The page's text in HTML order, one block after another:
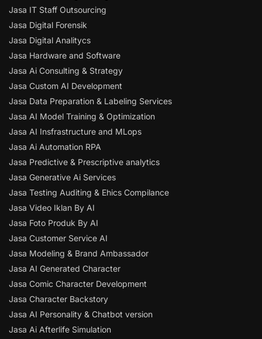
Jasa IT Staff Outsourcing
Jasa Digital Forensik
Jasa Digital Analitycs
Jasa Hardware and Software
Jasa Ai Consulting & Strategy
Jasa Custom AI Development
Jasa Data Preparation & Labeling Services
Jasa AI Model Training & Optimization
Jasa AI Insfrastructure and MLops
Jasa Ai Automation RPA
Jasa Predictive & Prescriptive analytics
Jasa Generative Ai Services
Jasa Testing Auditing & Ehics Compilance
Jasa Video Iklan By AI
Jasa Foto Produk By AI
Jasa Customer Service AI
Jasa Modeling & Brand Ambassador
Jasa AI Generated Character
Jasa Comic Character Development
Jasa Character Backstory
Jasa AI Personality & Chatbot version
Jasa Ai Afterlife Simulation